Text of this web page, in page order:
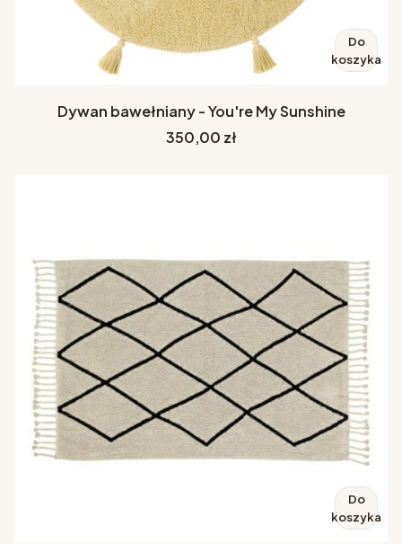
Do
koszyka
Dywan bawełniany - You're My Sunshine
Cena
350,00 zł
Do
koszyka